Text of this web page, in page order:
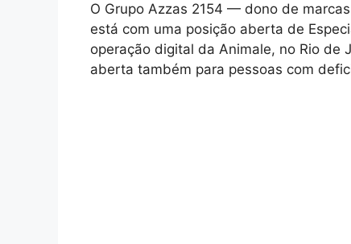
O Grupo Azzas 2154 — dono de
está com uma posição aberta de
operação digital da Animale, no Rio de
aberta também para pessoas com